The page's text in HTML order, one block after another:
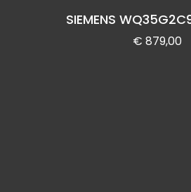
SIEMENS
€ 879,00